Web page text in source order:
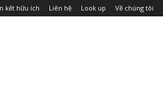
kết hữu ích Liên hệ Look up Về chúng tôi